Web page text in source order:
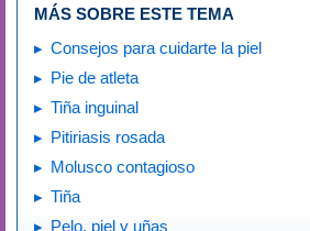
MÁS SOBRE ESTE TEMA
Consejos para cuidarte la piel
Pie de atleta
Tiña inguinal
Pitiriasis rosada
Molusco contagioso
Tiña
Pelo, piel y uñas